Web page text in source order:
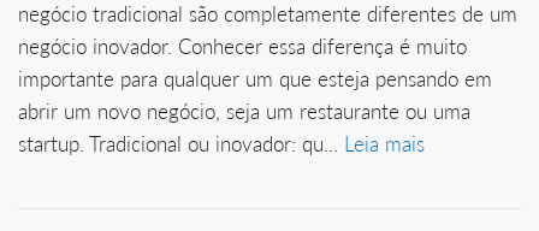
negócio tradicional são completamente diferentes de um
negócio inovador. Conhecer essa diferença é muito
importante para qualquer um que esteja pensando em
abrir um novo negócio, seja um restaurante ou uma
startup. Tradicional ou inovador: qu... Leia mais